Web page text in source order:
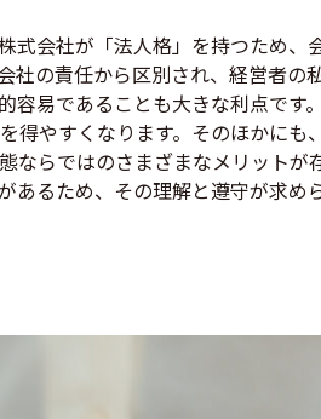
式会社が「法人格」を持つため、
社の責任から区別され、経営者の
容易であることも大きな利点です
得やすくなります。そのほかにも
ならではのさまざまなメリットが
あるため、その理解と遵守が求め